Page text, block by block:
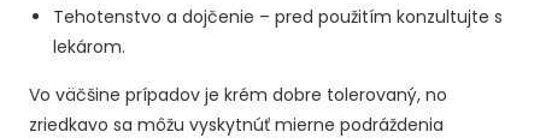
Tehotenstvo a dojčenie – pred použitím konzultujte s
lekárom.
Vo väčšine prípadov je krém dobre tolerovaný, no
zriedkavo sa môžu vyskytnúť mierne podráždenia